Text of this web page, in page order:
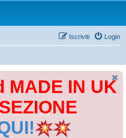
Login
Iscriviti
MADE IN UK